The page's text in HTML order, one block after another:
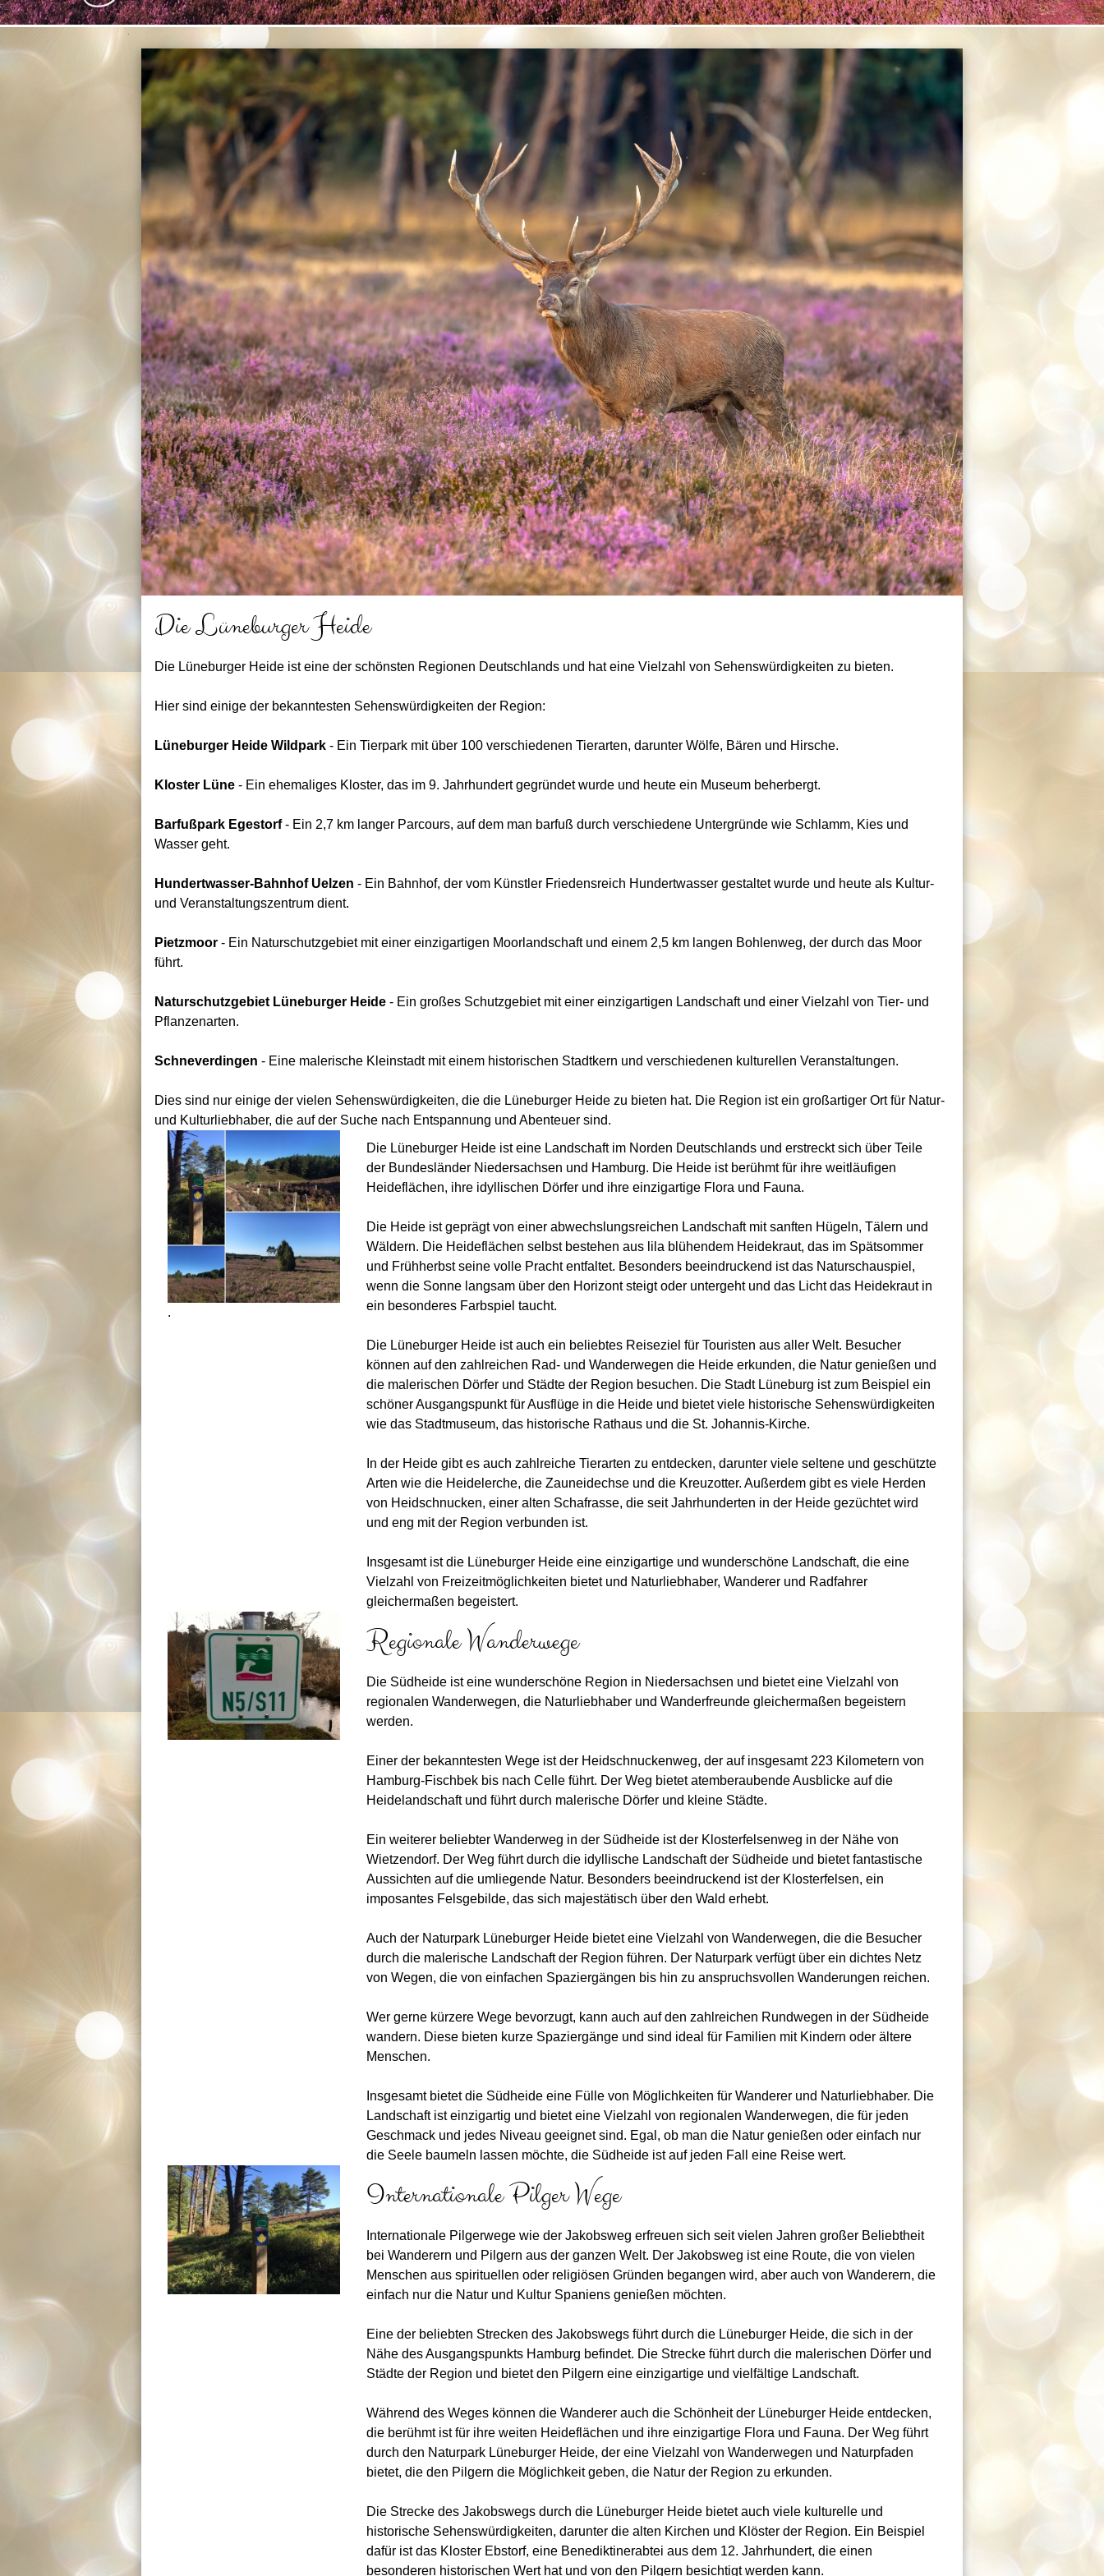
Die Lüneburger Heide
Die Lüneburger Heide ist eine der schönsten Regionen Deutschlands und hat eine Vielzahl von Sehenswürdigkeiten zu bieten.
Hier sind einige der bekanntesten Sehenswürdigkeiten der Region:
Lüneburger Heide Wildpark - Ein Tierpark mit über 100 verschiedenen Tierarten, darunter Wölfe, Bären und Hirsche.
Kloster Lüne - Ein ehemaliges Kloster, das im 9. Jahrhundert gegründet wurde und heute ein Museum beherbergt.
Barfußpark Egestorf- Ein 2,7 km langer Parcours, auf dem man barfuß durch verschiedene Untergründe wie Schlamm, Kies und
Wasser geht.
Hundertwasser-Bahnhof Uelzen - Ein Bahnhof, der vom Künstler Friedensreich Hundertwasser gestaltet wurde und heute als Kultur-
und Veranstaltungszentrum dient.
Pietzmoor - Ein Naturschutzgebiet mit einer einzigartigen Moorlandschaft und einem 2,5 km langen Bohlenweg, der durch das Moor
führt.
Naturschutzgebiet Lüneburger Heide - Ein großes Schutzgebiet mit einer einzigartigen Landschaft und einer Vielzahl von Tier- und
Pflanzenarten.
Schneverdingen - Eine malerische Kleinstadt mit einem historischen Stadtkern und verschiedenen kulturellen Veranstaltungen.
Dies sind nur einige der vielen Sehenswürdigkeiten, die die Lüneburger Heide zu bieten hat. Die Region ist ein großartiger Ort für Natur-
und Kulturliebhaber, die auf der Suche nach Entspannung und Abenteuer sind.
.
Die Lüneburger Heide ist eine Landschaft im Norden Deutschlands und erstreckt sich über Teile
der Bundesländer Niedersachsen und Hamburg. Die Heide ist berühmt für ihre weitläufigen
Heideflächen, ihre idyllischen Dörfer und ihre einzigartige Flora und Fauna.
Die Heide ist geprägt von einer abwechslungsreichen Landschaft mit sanften Hügeln, Tälern und
Wäldern. Die Heideflächen selbst bestehen aus lila blühendem Heidekraut, das im Spätsommer
und Frühherbst seine volle Pracht entfaltet. Besonders beeindruckend ist das Naturschauspiel,
wenn die Sonne langsam über den Horizont steigt oder untergeht und das Licht das Heidekraut in
ein besonderes Farbspiel taucht.
Die Lüneburger Heide ist auch ein beliebtes Reiseziel für Touristen aus aller Welt. Besucher
können auf den zahlreichen Rad- und Wanderwegen die Heide erkunden, die Natur genießen und
die malerischen Dörfer und Städte der Region besuchen. Die Stadt Lüneburg ist zum Beispiel ein
schöner Ausgangspunkt für Ausflüge in die Heide und bietet viele historische Sehenswürdigkeiten
wie das Stadtmuseum, das historische Rathaus und die St. Johannis-Kirche.
In der Heide gibt es auch zahlreiche Tierarten zu entdecken, darunter viele seltene und geschützte
Arten wie die Heidelerche, die Zauneidechse und die Kreuzotter. Außerdem gibt es viele Herden
von Heidschnucken, einer alten Schafrasse, die seit Jahrhunderten in der Heide gezüchtet wird
und eng mit der Region verbunden ist.
Insgesamt ist die Lüneburger Heide eine einzigartige und wunderschöne Landschaft, die eine
Vielzahl von Freizeitmöglichkeiten bietet und Naturliebhaber, Wanderer und Radfahrer
gleichermaßen begeistert.
Regionale Wanderwege
Die Südheide ist eine wunderschöne Region in Niedersachsen und bietet eine Vielzahl von
regionalen Wanderwegen, die Naturliebhaber und Wanderfreunde gleichermaßen begeistern
werden.
Einer der bekanntesten Wege ist der Heidschnuckenweg, der auf insgesamt 223 Kilometern von
Hamburg-Fischbek bis nach Celle führt. Der Weg bietet atemberaubende Ausblicke auf die
Heidelandschaft und führt durch malerische Dörfer und kleine Städte.
Ein weiterer beliebter Wanderweg in der Südheide ist der Klosterfelsenweg in der Nähe von
Wietzendorf. Der Weg führt durch die idyllische Landschaft der Südheide und bietet fantastische
Aussichten auf die umliegende Natur. Besonders beeindruckend ist der Klosterfelsen, ein
imposantes Felsgebilde, das sich majestätisch über den Wald erhebt.
Auch der Naturpark Lüneburger Heide bietet eine Vielzahl von Wanderwegen, die die Besucher
durch die malerische Landschaft der Region führen. Der Naturpark verfügt über ein dichtes Netz
von Wegen, die von einfachen Spaziergängen bis hin zu anspruchsvollen Wanderungen reichen.
Wer gerne kürzere Wege bevorzugt, kann auch auf den zahlreichen Rundwegen in der Südheide
wandern. Diese bieten kurze Spaziergänge und sind ideal für Familien mit Kindern oder ältere
Menschen.
Insgesamt bietet die Südheide eine Fülle von Möglichkeiten für Wanderer und Naturliebhaber. Die
Landschaft ist einzigartig und bietet eine Vielzahl von regionalen Wanderwegen, die für jeden
Geschmack und jedes Niveau geeignet sind. Egal, ob man die Natur genießen oder einfach nur
die Seele baumeln lassen möchte, die Südheide ist auf jeden Fall eine Reise wert.
Internationale Pilger Wege
Internationale Pilgerwege wie der Jakobsweg erfreuen sich seit vielen Jahren großer Beliebtheit
bei Wanderern und Pilgern aus der ganzen Welt. Der Jakobsweg ist eine Route, die von vielen
Menschen aus spirituellen oder religiösen Gründen begangen wird, aber auch von Wanderern, die
einfach nur die Natur und Kultur Spaniens genießen möchten.
Eine der beliebten Strecken des Jakobswegs führt durch die Lüneburger Heide, die sich in der
Nähe des Ausgangspunkts Hamburg befindet. Die Strecke führt durch die malerischen Dörfer und
Städte der Region und bietet den Pilgern eine einzigartige und vielfältige Landschaft.
Während des Weges können die Wanderer auch die Schönheit der Lüneburger Heide entdecken,
die berühmt ist für ihre weiten Heideflächen und ihre einzigartige Flora und Fauna. Der Weg führt
durch den Naturpark Lüneburger Heide, der eine Vielzahl von Wanderwegen und Naturpfaden
bietet, die den Pilgern die Möglichkeit geben, die Natur der Region zu erkunden.
Die Strecke des Jakobswegs durch die Lüneburger Heide bietet auch viele kulturelle und
historische Sehenswürdigkeiten, darunter die alten Kirchen und Klöster der Region. Ein Beispiel
dafür ist das Kloster Ebstorf, eine Benediktinerabtei aus dem 12. Jahrhundert, die einen
besonderen historischen Wert hat und von den Pilgern besichtigt werden kann.